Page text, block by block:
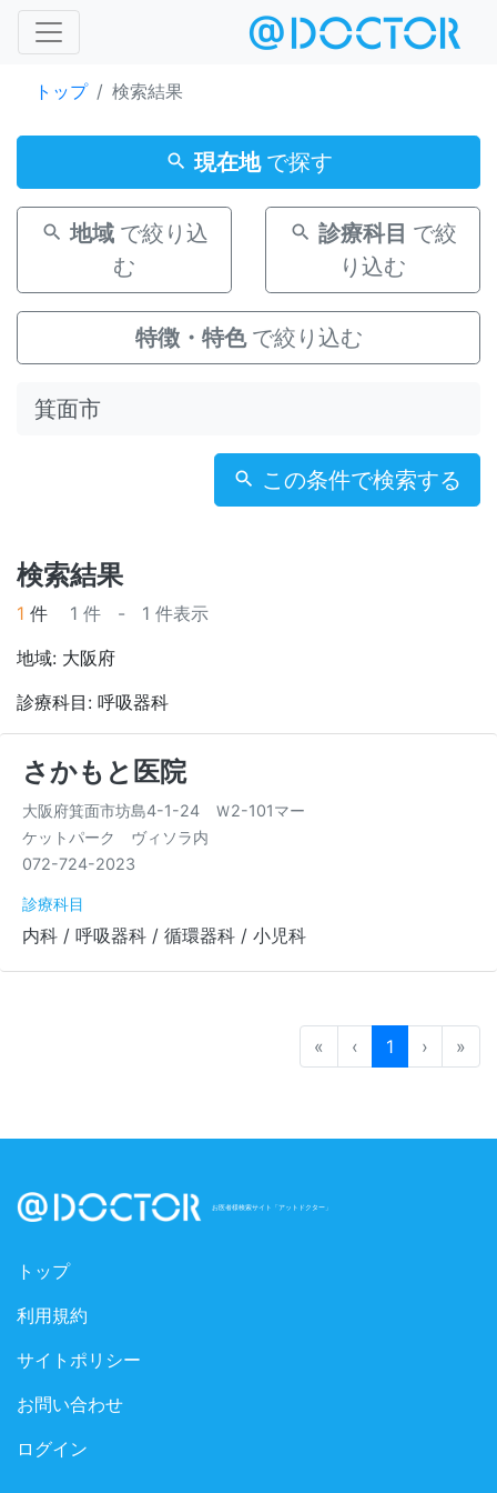
トップ 検索結果
現在地 で探す
地域 で絞り込
む
診療科目 で絞
り込む
特徴・特色 で絞り込む
この条件で検索する
検索結果
1 件
1 件 - 1 件表示
地域: 大阪府
診療科目: 呼吸器科
さかもと医院
大阪府箕面市坊島4-1-24 Ｗ2-101マー
ケットパーク ヴィソラ内
072-724-2023
診療科目
内科 / 呼吸器科 / 循環器科 / 小児科
« ‹ 1 › »
お医者様検索サイト「アットドクター」
トップ
利用規約
サイトポリシー
お問い合わせ
ログイン